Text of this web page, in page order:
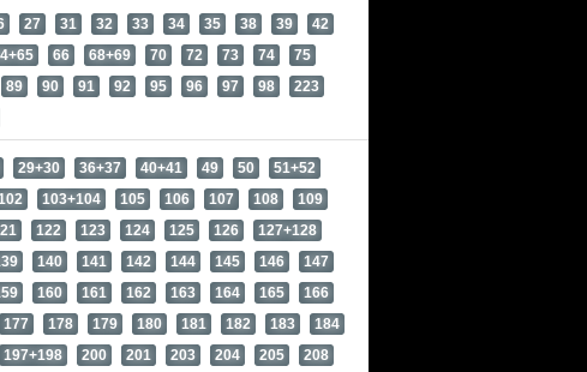
27 31 32 33 34 35 38 39
42
66 68+69 70 72 73 74
75
89 90 91 92 95 96 97 98
223
29+30 36+37 40+41 49 50
51+52
103+104 105 106 107 108
109
122 123 124 125 126
127+128
140 141 142 144 145 146
147
160 161 162 163 164 165
166
177 178 179 180 181 182 183
184
197+198 200 201 203 204 205
208